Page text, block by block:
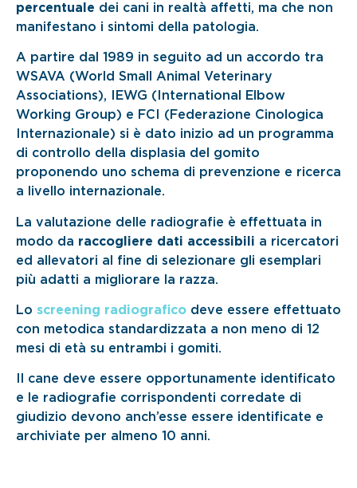
percentuale dei cani in realtà affetti, ma che non
manifestano i sintomi della patologia.
A partire dal 1989 in seguito ad un accordo tra
WSAVA (World Small Animal Veterinary
Associations), IEWG (International Elbow
Working Group) e FCI (Federazione Cinologica
Internazionale) si è dato inizio ad un programma
di controllo della displasia del gomito
proponendo uno schema di prevenzione e ricerca
a livello internazionale.
La valutazione delle radiografie è effettuata in
modo da raccogliere dati accessibili a ricercatori
ed allevatori al fine di selezionare gli esemplari
più adatti a migliorare la razza.
Lo screening radiografico deve essere effettuato
con metodica standardizzata a non meno di 12
mesi di età su entrambi i gomiti.
Il cane deve essere opportunamente identificato
e le radiografie corrispondenti corredate di
giudizio devono anch’esse essere identificate e
archiviate per almeno 10 anni.